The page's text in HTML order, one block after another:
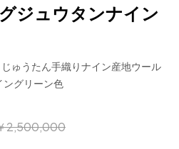
ジュウタンナイン
ゅうたん手織りナイン産地ウール
グリーン色
2,500,000